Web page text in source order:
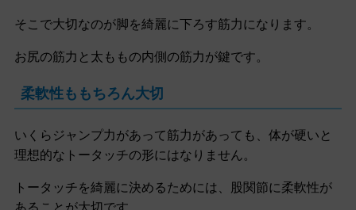
そこで大切なのが脚を綺麗に下ろす筋力になります。
お尻の筋力と太ももの内側の筋力が鍵です。
柔軟性ももちろん大切
いくらジャンプ力があって筋力があっても、体が硬いと
理想的なトータッチの形にはなりません。
トータッチを綺麗に決めるためには、股関節に柔軟性が